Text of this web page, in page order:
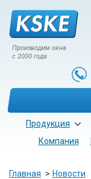
Производим окна
с 2000 года
Продукция
Компания
Главная
Новости